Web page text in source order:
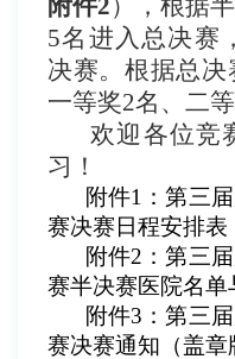
附件2），根据
5名进入总决赛
决赛。根据总
一等奖2名、二
欢迎各位竞
习！
附件1：第三
赛决赛日程安排表
附件2：第三
赛半决赛医院名单
附件3：第三
赛决赛通知（盖章